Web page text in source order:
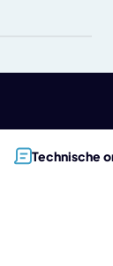
Technische